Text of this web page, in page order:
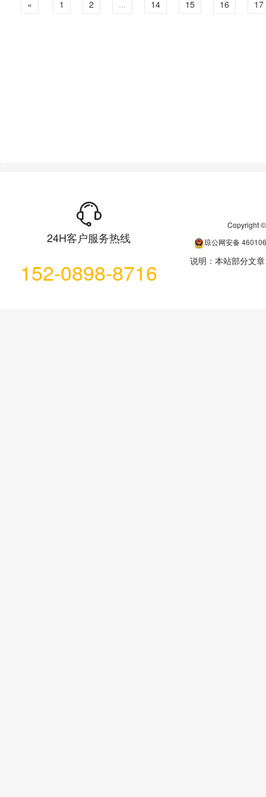
« 1 2 ... 14 15 16 17
24H客户服务热线
152-0898-8716
Copyright
琼公网安备
说明：本站部分文